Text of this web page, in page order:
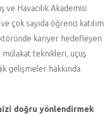
ve Havacılık Akademisi
çok sayıda öğrenci katılım
kariyer hedefleyen
teknikleri, uçuş
gelişmeler hakkında
doğru yönlendirmek